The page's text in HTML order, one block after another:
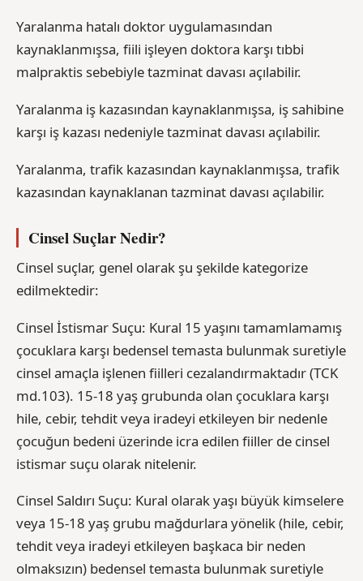
Yaralanma hatalı doktor uygulamasından
kaynaklanmışsa, fiili işleyen doktora karşı tıbbi
malpraktis sebebiyle tazminat davası açılabilir.
Yaralanma iş kazasından kaynaklanmışsa, iş sahibine
karşı iş kazası nedeniyle tazminat davası açılabilir.
Yaralanma, trafik kazasından kaynaklanmışsa, trafik
kazasından kaynaklanan tazminat davası açılabilir.
Cinsel Suçlar Nedir?
Cinsel suçlar, genel olarak şu şekilde kategorize
edilmektedir:
Cinsel İstismar Suçu: Kural 15 yaşını tamamlamamış
çocuklara karşı bedensel temasta bulunmak suretiyle
cinsel amaçla işlenen fiilleri cezalandırmaktadır (TCK
md.103). 15-18 yaş grubunda olan çocuklara karşı
hile, cebir, tehdit veya iradeyi etkileyen bir nedenle
çocuğun bedeni üzerinde icra edilen fiiller de cinsel
istismar suçu olarak nitelenir.
Cinsel Saldırı Suçu: Kural olarak yaşı büyük kimselere
veya 15-18 yaş grubu mağdurlara yönelik (hile, cebir,
tehdit veya iradeyi etkileyen başkaca bir neden
olmaksızın) bedensel temasta bulunmak suretiyle